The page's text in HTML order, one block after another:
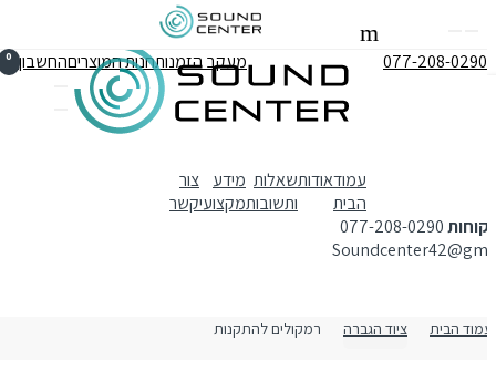
Skip to navigation
077-208-0290
מעקב הזמנותחנות המוצריםהחשבון שלי
עמוד
הבית
אודותשאלות
ותשובות
מידע
מקצועי
צור
קשר
077-208-0290
0
הבית ציוד הגברה רמקולים להתקנות